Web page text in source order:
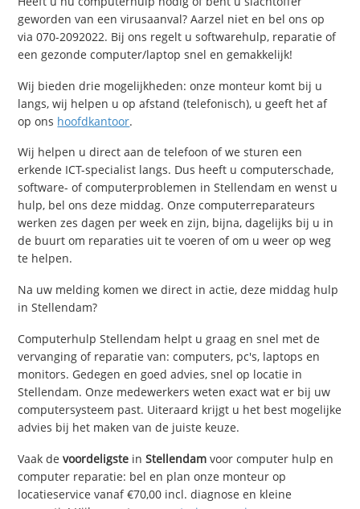
geworden van een virusaanval? Aarzel niet en bel ons op
via 070-2092022. Bij ons regelt u softwarehulp, reparatie of
een gezonde computer/laptop snel en gemakkelijk!
Wij bieden drie mogelijkheden: onze monteur komt bij u
langs, wij helpen u op afstand (telefonisch), u geeft het af
op ons hoofdkantoor.
Wij helpen u direct aan de telefoon of we sturen een
erkende ICT-specialist langs. Dus heeft u computerschade,
software- of computerproblemen in Stellendam en wenst u
hulp, bel ons deze middag. Onze computerreparateurs
werken zes dagen per week en zijn, bijna, dagelijks bij u in
de buurt om reparaties uit te voeren of om u weer op weg
te helpen.
Na uw melding komen we direct in actie, deze middag hulp
in Stellendam?
Computerhulp Stellendam helpt u graag en snel met de
vervanging of reparatie van: computers, pc's, laptops en
monitors. Gedegen en goed advies, snel op locatie in
Stellendam. Onze medewerkers weten exact wat er bij uw
computersysteem past. Uiteraard krijgt u het best mogelijke
advies bij het maken van de juiste keuze.
Vaak devoordeligste inStellendam voor computer hulp en
computer reparatie: bel en plan onze monteur op
locatieservice vanaf €70,00 incl. diagnose en kleine